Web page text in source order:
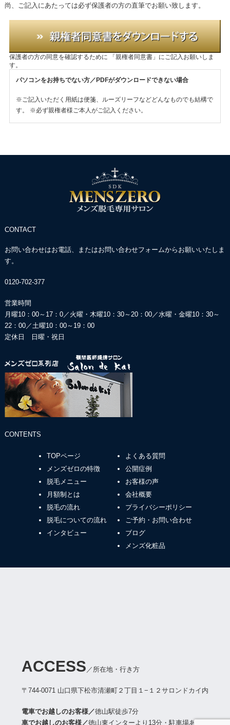
尚、ご記入にあたっては必ず保護者の方の直筆でお願い致します。
保護者の方の同意を確認するために 「親権者同意書」にご記入お願いしま
す。
パソコンをお持ちでない方／PDFがダウンロードできない場合
※ご記入いただく用紙は便箋、ルーズリーフなどどんなものでも結構で
す。
※必ず親権者様ご本人がご記入ください。
CONTACT
お問い合わせはお電話、またはお問い合わせフォームからお願いいたしま
す。
0120-702-377
営業時間
月曜10：00～17：0／火曜・木曜10：30～20：00／水曜・金曜10：30～
22：00／土曜10：00～19：00
定休日 日曜・祝日
CONTENTS
TOPページ
メンズゼロの特徴
脱毛メニュー
月額制とは
脱毛の流れ
脱毛についての流れ
インタビュー
よくある質問
公開症例
お客様の声
会社概要
プライバシーポリシー
ご予約・お問い合わせ
ブログ
メンズ化粧品
ACCESS ／所在地・行き方
〒744-0071 山口県下松市清瀬町２丁目１−１２ サロンドカイ内
電車でお越しのお客様／徳山駅徒歩7分
車でお越しのお客様／徳山東インターより13分・駐車場あり